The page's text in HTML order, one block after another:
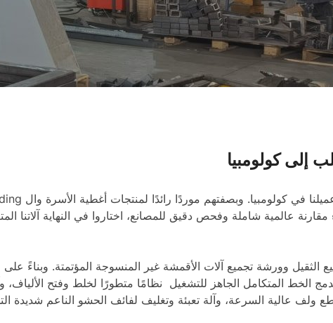
كولومبيا
عالمية شاملة وفحص دقيق للمصانع، اختاروا في النهاية آلاتنا
الثقيل وورشة تجميع آلات الأقمشة غير المنسوجة المؤتمتة. وبناءً
الخط المتكامل الجاهز للتشغيل نظامًا متطورًا لخلط وفتح الألياف،
ولف عالية السرعة، وآلة تعبئة وتغليف لفائف الحشو الناعم شديدة